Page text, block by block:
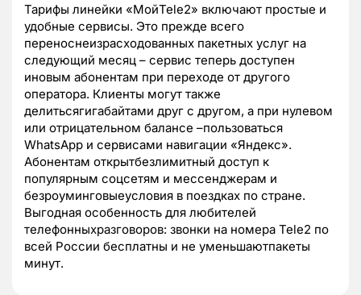
Тарифы линейки «МойTele2» включают простые и
удобные сервисы. Это прежде всего
переноснеизрасходованных пакетных услуг на
следующий месяц – сервис теперь доступен
иновым абонентам при переходе от другого
оператора. Клиенты могут также
делитьсягигабайтами друг с другом, а при нулевом
или отрицательном балансе –пользоваться
WhatsApp и сервисами навигации «Яндекс».
Абонентам открытбезлимитный доступ к
популярным соцсетям и мессенджерам и
безроуминговыеусловия в поездках по стране.
Выгодная особенность для любителей
телефонныхразговоров: звонки на номера Tele2 по
всей России бесплатны и не уменьшаютпакеты
минут.